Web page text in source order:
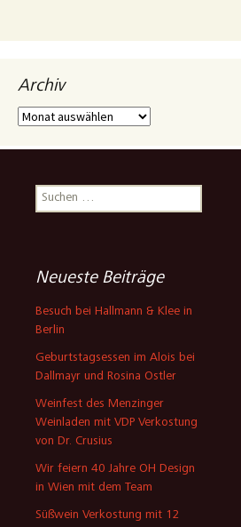
Archiv
Archiv
Suchen
nach:
Neueste Beiträge
Besuch bei Hallmann & Klee in
Berlin
Geburtstagsessen im Alois bei
Dallmayr und Rosina Ostler
Weinfest des Menzinger
Weinladen mit VDP Verkostung
von Dr. Crusius
Wir feiern 40 Jahre OH Design
in Wien mit dem Team
Süßwein Verkostung mit 12